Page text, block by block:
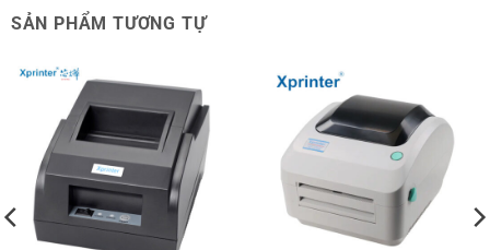
SẢN PHẨM TƯƠNG TỰ